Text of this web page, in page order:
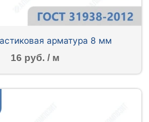
арматура 8 мм
16 руб. / м